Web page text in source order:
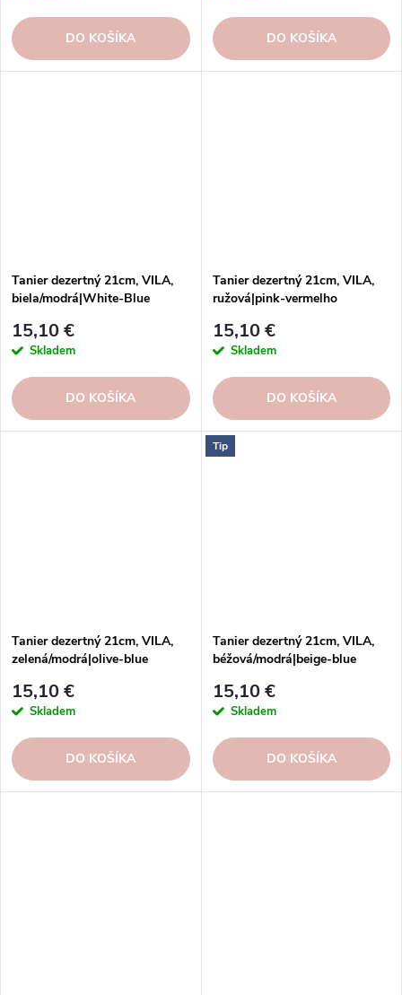
DO KOŠÍKA DO KOŠÍKA
Tanier dezertný 21cm, VILA,
biela/modrá|White-Blue
15,10 €
Skladem
DO KOŠÍKA
Tanier dezertný 21cm, VILA,
ružová|pink-vermelho
15,10 €
Skladem
DO KOŠÍKA
Tanier dezertný 21cm, VILA,
zelená/modrá|olive-blue
15,10 €
Skladem
DO KOŠÍKA
Tip
Tanier dezertný 21cm, VILA,
béžová/modrá|beige-blue
15,10 €
Skladem
DO KOŠÍKA